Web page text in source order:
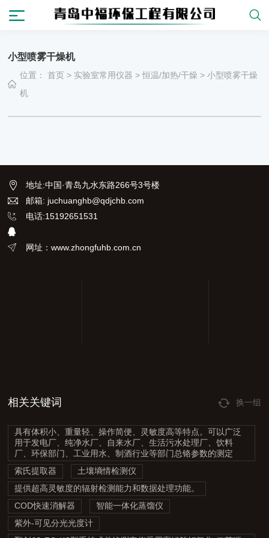
小型喷雾干燥机
位置：首页 > 实验室常用仪器 >恒温/加热/干燥 >小型喷雾干燥
机
地址:中国·青岛九水东路266号3号楼
邮箱: juchuanghb@qdjchb.com
电话:15192651531
网址：www.zhongfuhb.com.cn
相关关键词 换一组
具有体积小、重量轻、操作简便、灵敏度高等特点。可以广泛
用于发电厂、纯净水厂、自来水厂、生活污水处理厂、饮料
厂、环保部门、工业用水、制酒行业等部门总铬参数的测定
索氏提取器
土壤墒情检测仪
提供超高灵敏度的辐射检测能力和数据处理功能。
COD快速消解器
智能一体化蒸馏仪
紫外-可见分光光度计